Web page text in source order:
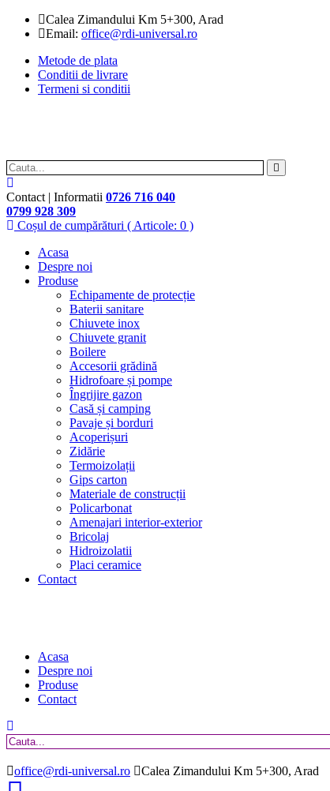
Calea Zimandului Km 5+300, Arad
Email: office@rdi-universal.ro
Metode de plata
Conditii de livrare
Termeni si conditii
Contact | Informatii 0726 716 040
0799 928 309
Coșul de cumpărături ( Articole: 0 )
Acasa
Despre noi
Produse
Echipamente de protecție
Baterii sanitare
Chiuvete inox
Chiuvete granit
Boilere
Accesorii grădină
Hidrofoare și pompe
Îngrijire gazon
Casă și camping
Pavaje și borduri
Acoperișuri
Zidărie
Termoizolații
Gips carton
Materiale de construcții
Policarbonat
Amenajari interior-exterior
Bricolaj
Hidroizolatii
Placi ceramice
Contact
Acasa
Despre noi
Produse
Contact
office@rdi-universal.ro Calea Zimandului Km 5+300, Arad